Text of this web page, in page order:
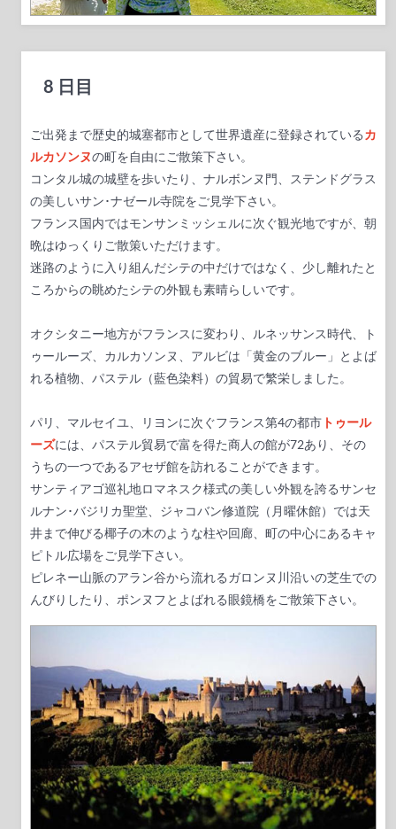
8 日目
ご出発まで歴史的城塞都市として世界遺産に登録されているカ
ルカソンヌの町を自由にご散策下さい。
コンタル城の城壁を歩いたり、ナルボンヌ門、ステンドグラス
の美しいサン･ナゼール寺院をご見学下さい。
フランス国内ではモンサンミッシェルに次ぐ観光地ですが、朝
晩はゆっくりご散策いただけます。
迷路のように入り組んだシテの中だけではなく、少し離れたと
ころからの眺めたシテの外観も素晴らしいです。
オクシタニー地方がフランスに変わり、ルネッサンス時代、ト
ゥールーズ、カルカソンヌ、アルビは「黄金のブルー」とよば
れる植物、パステル（藍色染料）の貿易で繁栄しました。
パリ、マルセイユ、リヨンに次ぐフランス第4の都市 トゥール
ーズには、パステル貿易で富を得た商人の館が72あり、その
うちの一つであるアセザ館を訪れることができます。
サンティアゴ巡礼地ロマネスク様式の美しい外観を誇るサンセ
ルナン･バジリカ聖堂、ジャコバン修道院（月曜休館）では天
井まで伸びる椰子の木のような柱や回廊、町の中心にあるキャ
ピトル広場をご見学下さい。
ピレネー山脈のアラン谷から流れるガロンヌ川沿いの芝生での
んびりしたり、ポンヌフとよばれる眼鏡橋をご散策下さい。